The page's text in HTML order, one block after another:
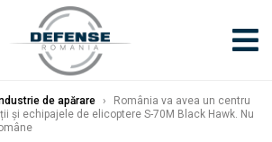
de apărare ›
România va avea un centru
și echipajele de elicoptere S-70M Black Hawk. Nu